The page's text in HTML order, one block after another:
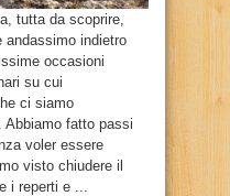
tutta da scoprire,
indietro
occasioni
su cui
ci siamo
Abbiamo fatto passi
voler essere
visto chiudere il
i reperti e ...